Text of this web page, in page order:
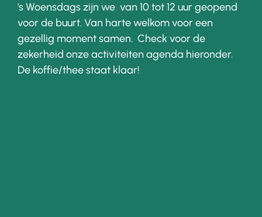
's Woensdags zijn we van 10 tot 12 uur geopend
voor de buurt. Van harte welkom voor een
gezellig moment samen. Check voor de
zekerheid onze activiteiten agenda hieronder.
De koffie/thee staat klaar!